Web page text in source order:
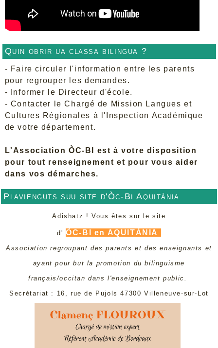
Plavienguts suu site d'Òc-Bi Aquitània
Adishatz ! Vous êtes sur le site
d' ÒC-BI en AQUITÀNIA
Association regroupant des parents et des enseignants et
ayant pour but la promotion du bilinguisme
français/occitan dans l'enseignement public.
Secrétariat : 16, rue de Pujols 47300 Villeneuve-sur-Lot
Quin obrir ua classa bilingua ?
- Faire circuler l'information entre les parents
pour regrouper les demandes.
- Informer le Directeur d'école.
- Contacter le Chargé de Mission Langues et
Cultures Régionales à l'Inspection Académique
de votre département.
L'Association ÒC-BI est à votre disposition
pour tout renseignement et pour vous aider
dans vos démarches.